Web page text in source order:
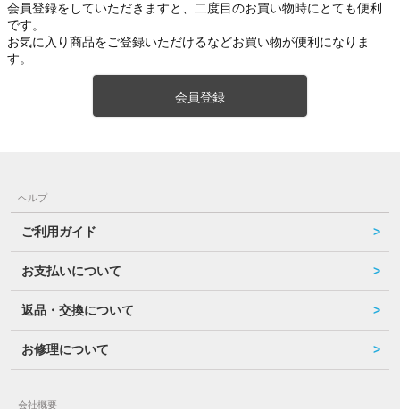
会員登録をしていただきますと、二度目のお買い物時にとても便利
です。
お気に入り商品をご登録いただけるなどお買い物が便利になりま
す。
会員登録
ヘルプ
ご利用ガイド
お支払いについて
返品・交換について
お修理について
会社概要